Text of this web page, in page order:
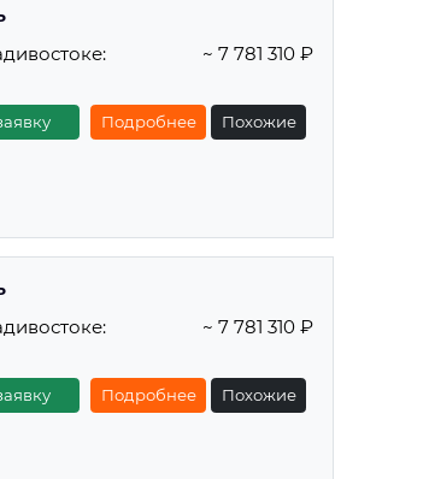
~ 7 781 310 ₽
Подробнее Похожие
~ 7 781 310 ₽
Подробнее Похожие